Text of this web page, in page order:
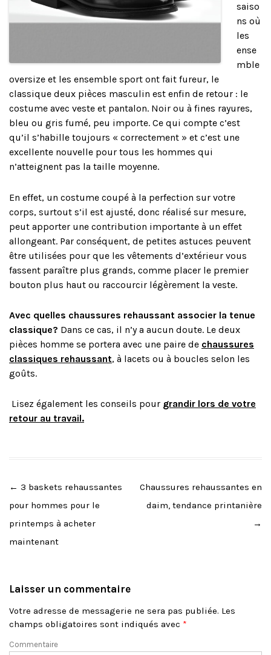
saiso
ns où
les
ense
mble
oversize et les ensemble sport ont fait fureur, le
classique deux pièces masculin est enfin de retour : le
costume avec veste et pantalon. Noir ou à fines rayures,
bleu ou gris fumé, peu importe. Ce qui compte c’est
qu’il s’habille toujours « correctement » et c’est une
excellente nouvelle pour tous les hommes qui
n’atteignent pas la taille moyenne.
En effet, un costume coupé à la perfection sur votre
corps, surtout s’il est ajusté, donc réalisé sur mesure,
peut apporter une contribution importante à un effet
allongeant. Par conséquent, de petites astuces peuvent
être utilisées pour que les vêtements d’extérieur vous
fassent paraître plus grands, comme placer le premier
bouton plus haut ou raccourcir légèrement la veste.
Avec quelles chaussures rehaussant associer la tenue
classique? Dans ce cas, il n’y a aucun doute. Le deux
pièces homme se portera avec une paire de chaussures
classiques rehaussant, à lacets ou à boucles selon les
goûts.
Lisez également les conseils pour grandir lors de votre
retour au travail.
Post
← 3 baskets rehaussantes
pour hommes pour le
printemps à acheter
maintenant
Chaussures rehaussantes en
daim, tendance printanière
→
Laisser un commentaire
Votre adresse de messagerie ne sera pas publiée. Les
champs obligatoires sont indiqués avec *
Commentaire